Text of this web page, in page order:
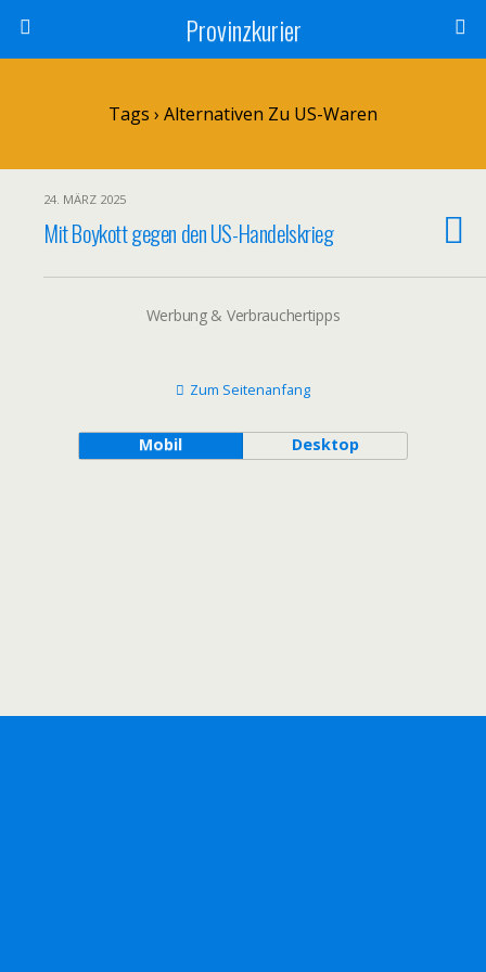
Provinzkurier
Tags › Alternativen Zu US-Waren
24. MÄRZ 2025
Mit Boykott gegen den US-Handelskrieg
Werbung & Verbrauchertipps
Zum Seitenanfang
Mobil Desktop